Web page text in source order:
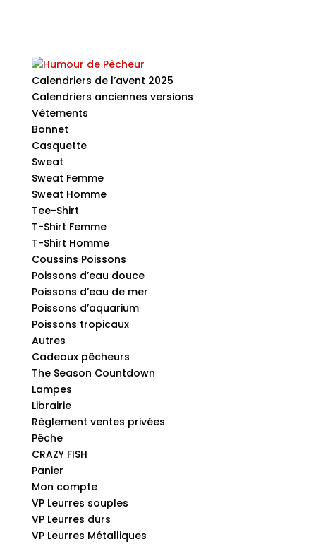
Calendriers de l’avent 2025
Calendriers anciennes versions
Vêtements
Bonnet
Casquette
Sweat
Sweat Femme
Sweat Homme
Tee-Shirt
T-Shirt Femme
T-Shirt Homme
Coussins Poissons
Poissons d’eau douce
Poissons d’eau de mer
Poissons d’aquarium
Poissons tropicaux
Autres
Cadeaux pêcheurs
The Season Countdown
Lampes
Librairie
Règlement ventes privées
Pêche
CRAZY FISH
Panier
Mon compte
VP Leurres souples
VP Leurres durs
VP Leurres Métalliques